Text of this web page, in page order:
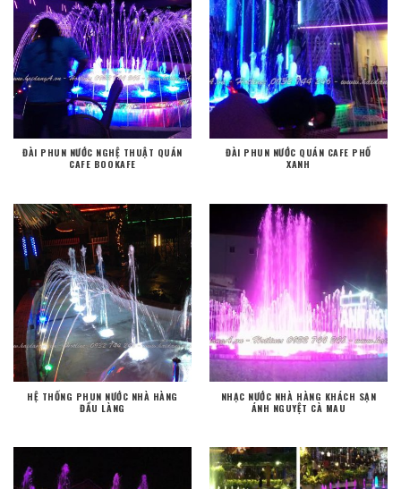
ĐÀI PHUN NƯỚC NGHỆ THUẬT QUÁN
CAFE BOOKAFE
ĐÀI PHUN NƯỚC QUÁN CAFE PHỐ
XANH
HỆ THỐNG PHUN NƯỚC NHÀ HÀNG
ĐẦU LÀNG
NHẠC NƯỚC NHÀ HÀNG KHÁCH SẠN
ÁNH NGUYỆT CÀ MAU